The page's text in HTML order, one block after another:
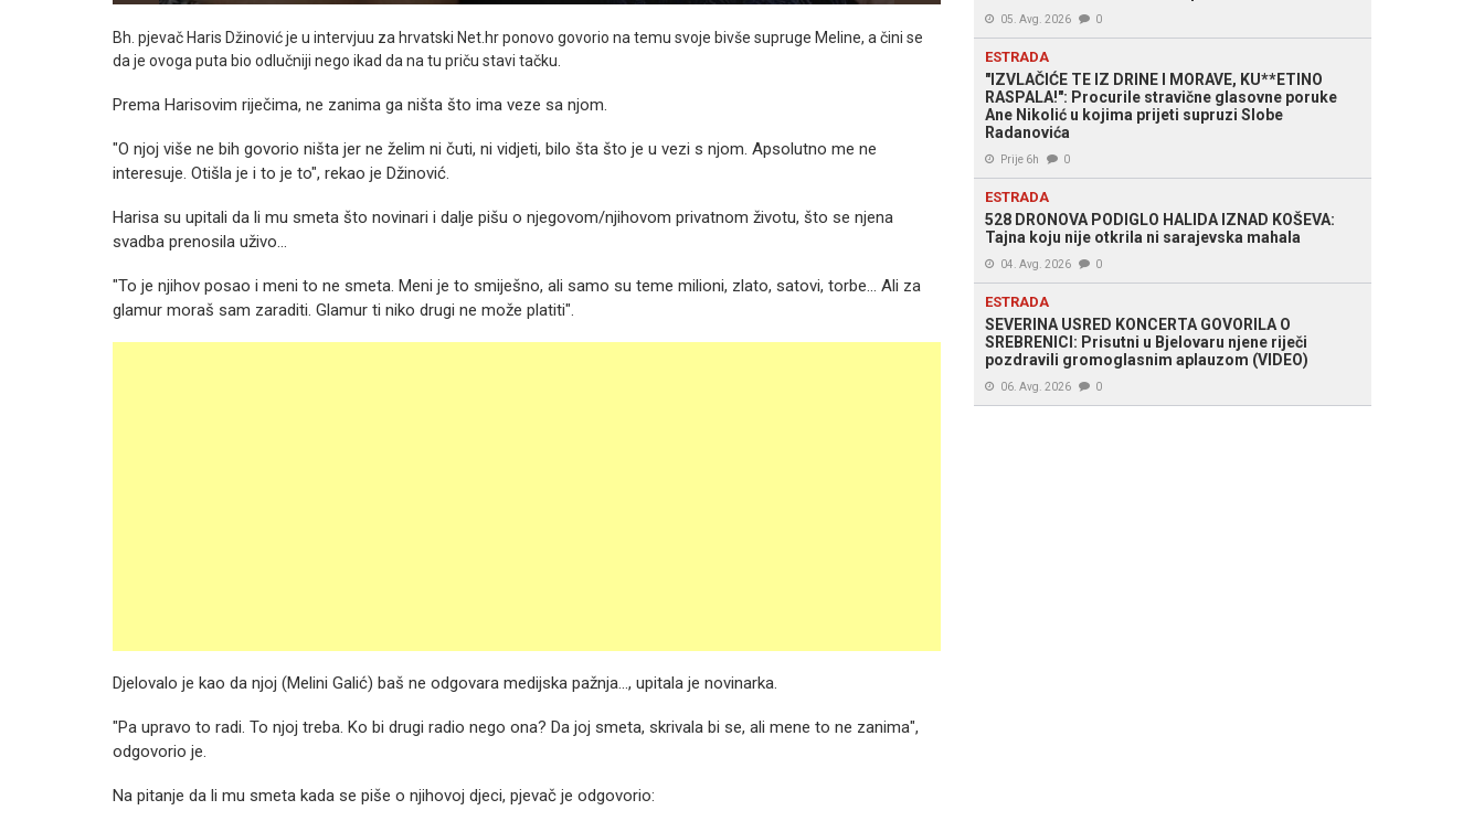
Bh. pjevač Haris Džinović je u intervjuu za hrvatski Net.hr ponovo govorio na temu svoje bivše supruge Meline, a čini se
da je ovoga puta bio odlučniji nego ikad da na tu priču stavi tačku.
Prema Harisovim riječima, ne zanima ga ništa što ima veze sa njom.
"O njoj više ne bih govorio ništa jer ne želim ni čuti, ni vidjeti, bilo šta što je u vezi s njom. Apsolutno me ne
interesuje. Otišla je i to je to", rekao je Džinović.
Harisa su upitali da li mu smeta što novinari i dalje pišu o njegovom/njihovom privatnom životu, što se njena
svadba prenosila uživo...
"To je njihov posao i meni to ne smeta. Meni je to smiješno, ali samo su teme milioni, zlato, satovi, torbe... Ali za
glamur moraš sam zaraditi. Glamur ti niko drugi ne može platiti".
Djelovalo je kao da njoj (Melini Galić) baš ne odgovara medijska pažnja..., upitala je novinarka.
"Pa upravo to radi. To njoj treba. Ko bi drugi radio nego ona? Da joj smeta, skrivala bi se, ali mene to ne zanima",
odgovorio je.
Na pitanje da li mu smeta kada se piše o njihovoj djeci, pjevač je odgovorio:
05. Avg. 2026 0
ESTRADA
"IZVLAČIĆE TE IZ DRINE I MORAVE, KU**ETINO
RASPALA!": Procurile stravične glasovne poruke
Ane Nikolić u kojima prijeti supruzi Slobe
Radanovića
Prije 6h 0
ESTRADA
528 DRONOVA PODIGLO HALIDA IZNAD KOŠEVA:
Tajna koju nije otkrila ni sarajevska mahala
04. Avg. 2026 0
ESTRADA
SEVERINA USRED KONCERTA GOVORILA O
SREBRENICI: Prisutni u Bjelovaru njene riječi
pozdravili gromoglasnim aplauzom (VIDEO)
06. Avg. 2026 0